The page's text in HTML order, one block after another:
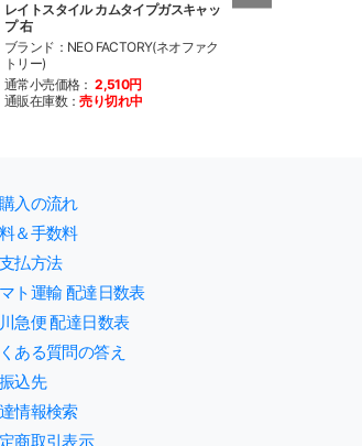
レイトスタイル カムタイプガスキャッ
プ 右
ブランド：NEO FACTORY(ネオファク
トリー)
通常小売価格： 2,510円
通販在庫数：売り切れ中
1/4NPT ガソリン
入の流れ
＆手数料
払方法
ト運輸 配達日数表
急便 配達日数表
ある質問の答え
込先
情報検索
商取引表示